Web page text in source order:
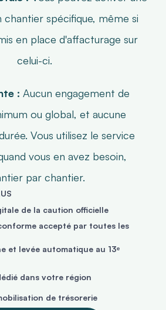
spécifique, même si
en place d'affacturage sur
celui-ci.
: Aucun engagement de
ou global, et aucune
Vous utilisez le service
vous en avez besoin,
par chantier.
de la caution officielle
accepté par toutes les
et levée automatique au 13ᵉ
dans votre région
de trésorerie